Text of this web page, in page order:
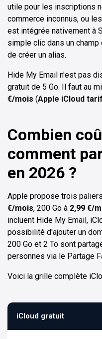
utile pour les inscriptions
commerce inconnus, ou
est intégrée nativement à
simple clic dans un
de créer un alias.
Hide My Email n'est pas
gratuit de 5 Go. Il faut au
€/mois (Apple iCloud
Combien
comment
en 2026 ?
Apple propose trois
€/mois, 200 Go à 2,99 €/
incluent Hide My Email,
possibilité d'ajouter un
200 Go et 2 To sont
personnes via le Partage
Voici la grille complète
iCloud gratuit